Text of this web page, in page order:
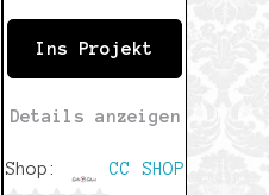
Ins Projekt
Details anzeigen
Shop: CC SHOP